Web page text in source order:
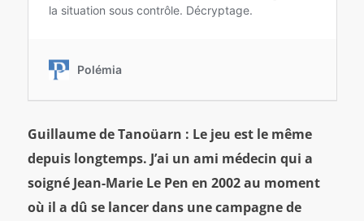
Guillaume de Tanoüarn : Le jeu est le même
depuis longtemps. J’ai un ami médecin qui a
soigné Jean-Marie Le Pen en 2002 au moment
où il a dû se lancer dans une campagne de